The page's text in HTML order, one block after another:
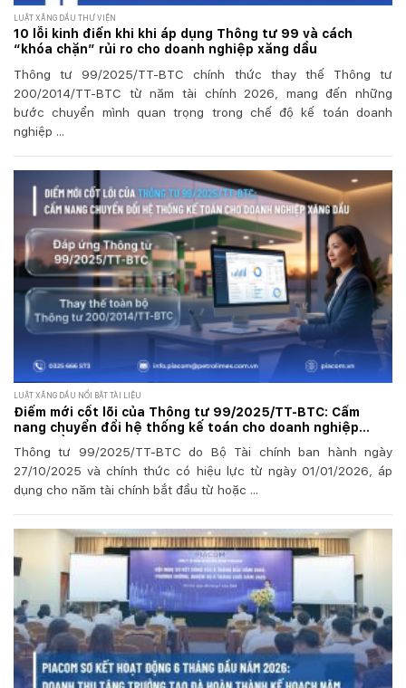
LUẬT XĂNG DẦU THƯ VIỆN
10 lỗi kinh điển khi khi áp dụng Thông tư 99 và cách
“khóa chặn” rủi ro cho doanh nghiệp xăng dầu
Thông tư 99/2025/TT-BTC chính thức thay thế Thông tư
200/2014/TT-BTC từ năm tài chính 2026, mang đến những
bước chuyển mình quan trọng trong chế độ kế toán doanh
nghiệp ...
LUẬT XĂNG DẦU NỔI BẬT TÀI LIỆU
Điểm mới cốt lõi của Thông tư 99/2025/TT-BTC: Cẩm
nang chuyển đổi hệ thống kế toán cho doanh nghiệp
Thông tư 99/2025/TT-BTC do Bộ Tài chính ban hành ngày
27/10/2025 và chính thức có hiệu lực từ ngày 01/01/2026, áp
dụng cho năm tài chính bắt đầu từ hoặc ...